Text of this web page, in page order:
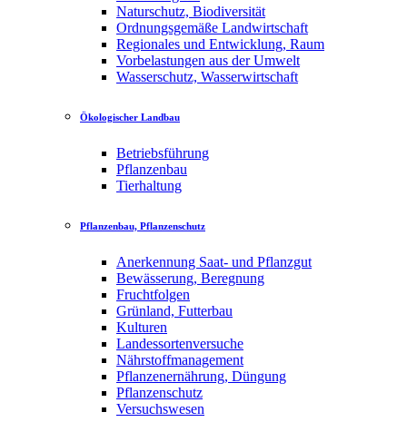
Naturschutz, Biodiversität
Ordnungsgemäße Landwirtschaft
Regionales und Entwicklung, Raum
Vorbelastungen aus der Umwelt
Wasserschutz, Wasserwirtschaft
Ökologischer Landbau
Betriebsführung
Pflanzenbau
Tierhaltung
Pflanzenbau, Pflanzenschutz
Anerkennung Saat- und Pflanzgut
Bewässerung, Beregnung
Fruchtfolgen
Grünland, Futterbau
Kulturen
Landessortenversuche
Nährstoffmanagement
Pflanzenernährung, Düngung
Pflanzenschutz
Versuchswesen